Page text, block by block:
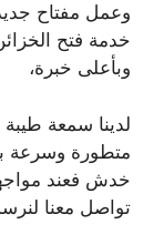
وعمل مفتاح
خدمة فتح
وبأعلى خبرة،
لدينا سمعة
متطورة وسرعة
خدش فعند
تواصل معنا